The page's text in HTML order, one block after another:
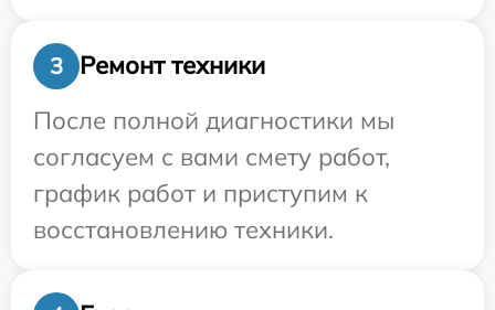
3
Ремонт техники
После полной диагностики мы
согласуем с вами смету работ,
график работ и приступим к
восстановлению техники.